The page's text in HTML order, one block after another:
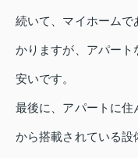
続いて、マイホーム
かりますが、アパー
安いです。
最後に、アパートに住
から搭載されている設